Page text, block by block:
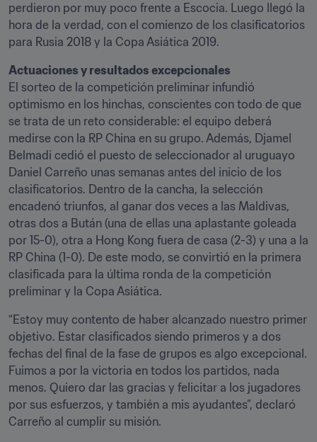
perdieron por muy poco frente a Escocia. Luego llegó la
hora de la verdad, con el comienzo de los clasificatorios
para Rusia 2018 y la Copa Asiática 2019.
Actuaciones y resultados excepcionales
El sorteo de la competición preliminar infundió
optimismo en los hinchas, conscientes con todo de que
se trata de un reto considerable: el equipo deberá
medirse con la RP China en su grupo. Además, Djamel
Belmadi cedió el puesto de seleccionador al uruguayo
Daniel Carreño unas semanas antes del inicio de los
clasificatorios. Dentro de la cancha, la selección
encadenó triunfos, al ganar dos veces a las Maldivas,
otras dos a Bután (una de ellas una aplastante goleada
por 15-0), otra a Hong Kong fuera de casa (2-3) y una a la
RP China (1-0). De este modo, se convirtió en la primera
clasificada para la última ronda de la competición
preliminar y la Copa Asiática.
“Estoy muy contento de haber alcanzado nuestro primer
objetivo. Estar clasificados siendo primeros y a dos
fechas del final de la fase de grupos es algo excepcional.
Fuimos a por la victoria en todos los partidos, nada
menos. Quiero dar las gracias y felicitar a los jugadores
por sus esfuerzos, y también a mis ayudantes”, declaró
Carreño al cumplir su misión.